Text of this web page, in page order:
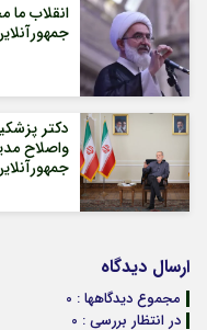
انقلاب
دکتر
واصلاح
ارسال دیدگاه
مجموع دیدگاهها : 0
در انتظار بررسی : 0